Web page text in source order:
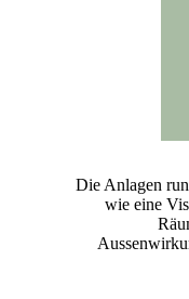
Die Anlagen
wie eine